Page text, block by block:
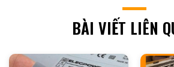
BÀI VIẾT LIÊN